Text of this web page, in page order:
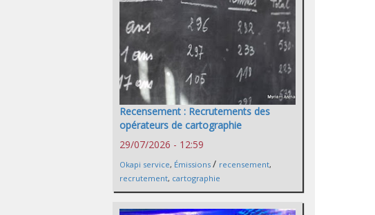
Recensement : Recrutements des
opérateurs de cartographie
29/07/2026 - 12:59
Okapi service, Émissions / recensement,
recrutement, cartographie